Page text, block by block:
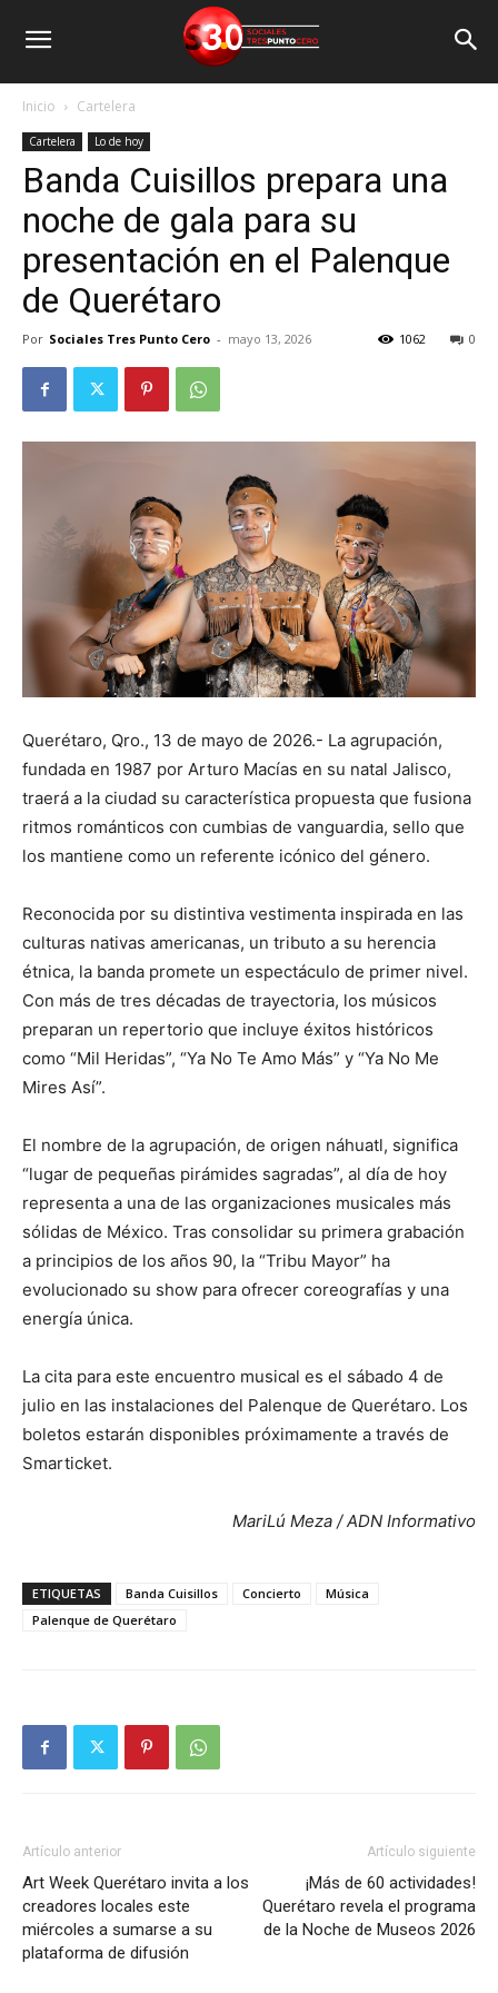
Inicio Cartelera
Cartelera Lo de hoy
Banda Cuisillos prepara una
noche de gala para su
presentación en el Palenque
de Querétaro
Por Sociales Tres Punto Cero - mayo 13, 2026 0
1062
Querétaro, Qro., 13 de mayo de 2026.- La agrupación,
fundada en 1987 por Arturo Macías en su natal Jalisco,
traerá a la ciudad su característica propuesta que fusiona
ritmos románticos con cumbias de vanguardia, sello que
los mantiene como un referente icónico del género.
Reconocida por su distintiva vestimenta inspirada en las
culturas nativas americanas, un tributo a su herencia
étnica, la banda promete un espectáculo de primer nivel.
Con más de tres décadas de trayectoria, los músicos
preparan un repertorio que incluye éxitos históricos
como “Mil Heridas”, “Ya No Te Amo Más” y “Ya No Me
Mires Así”.
El nombre de la agrupación, de origen náhuatl, significa
“lugar de pequeñas pirámides sagradas”, al día de hoy
representa a una de las organizaciones musicales más
sólidas de México. Tras consolidar su primera grabación
a principios de los años 90, la “Tribu Mayor” ha
evolucionado su show para ofrecer coreografías y una
energía única.
La cita para este encuentro musical es el sábado 4 de
julio en las instalaciones del Palenque de Querétaro. Los
boletos estarán disponibles próximamente a través de
Smarticket.
MariLú Meza / ADN Informativo
ETIQUETAS Banda Cuisillos Concierto
Música
Palenque de Querétaro
Artículo anterior
Art Week Querétaro invita a los
creadores locales este
miércoles a sumarse a su
plataforma de difusión
Artículo siguiente
¡Más de 60 actividades!
Querétaro revela el programa
de la Noche de Museos 2026